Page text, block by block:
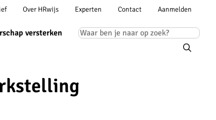
navigation
versterken
Over HRwijs Experten Contact
Account
Aanmelden